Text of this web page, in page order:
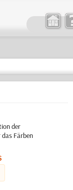
der
Färben